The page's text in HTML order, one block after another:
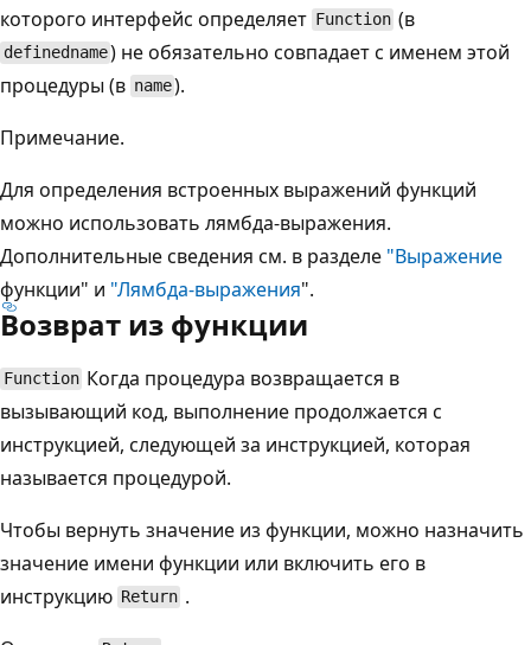
которого интерфейс определяет Function (в
definedname) не обязательно совпадает с именем этой
процедуры (в name).
Примечание.
Для определения встроенных выражений функций
можно использовать лямбда-выражения.
Дополнительные сведения см. в разделе "Выражение
функции" и "Лямбда-выражения".
Возврат из функции
Function Когда процедура возвращается в
вызывающий код, выполнение продолжается с
инструкцией, следующей за инструкцией, которая
называется процедурой.
Чтобы вернуть значение из функции, можно назначить
значение имени функции или включить его в
инструкцию Return .